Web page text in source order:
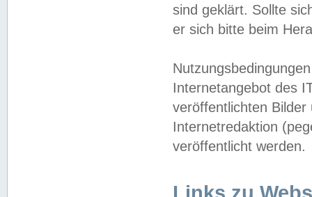
sind geklärt. Sollte
er sich bitte beim
Internetangebot des
veröffentlichten
Internetredaktion
veröffentlicht werden.